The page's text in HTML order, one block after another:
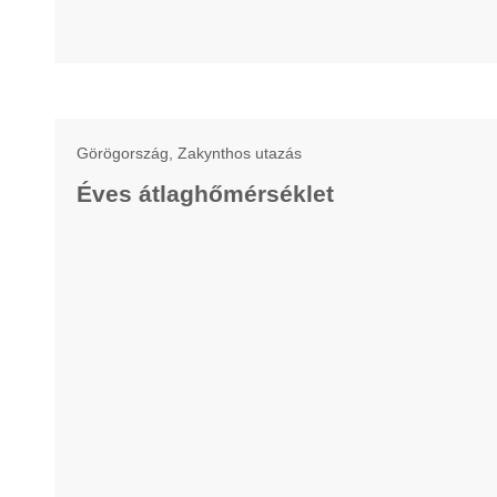
Görögország, Zakynthos utazás
Éves átlaghőmérséklet